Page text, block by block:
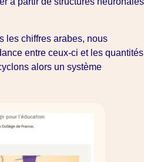
les chiffres arabes, nous
entre ceux-ci et les quantités
alors un système